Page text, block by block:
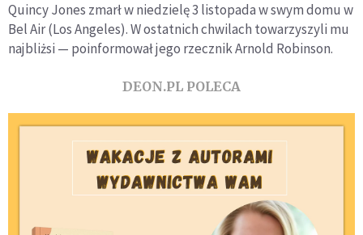
Quincy Jones zmarł w niedzielę 3 listopada w swym domu w
Bel Air (Los Angeles). W ostatnich chwilach towarzyszyli mu
najbliżsi — poinformował jego rzecznik Arnold Robinson.
DEON.PL POLECA